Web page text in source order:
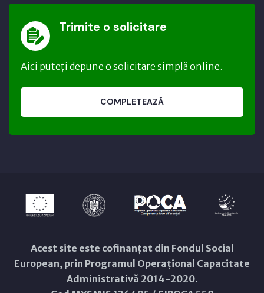
Trimite o solicitare
Aici puteți depune o solicitare simplă online.
COMPLETEAZĂ
Acest site este cofinanțat din Fondul Social
European, prin Programul Operațional Capacitate
Administrativă 2014-2020.